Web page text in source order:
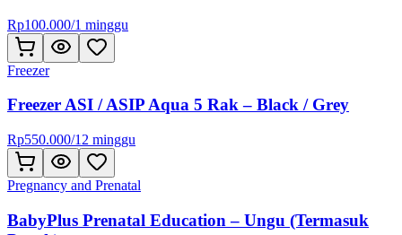
Rp100.000/1 minggu
Freezer
Freezer ASI / ASIP Aqua 5 Rak – Black / Grey
Rp550.000/12 minggu
Pregnancy and Prenatal
BabyPlus Prenatal Education – Ungu (Termasuk